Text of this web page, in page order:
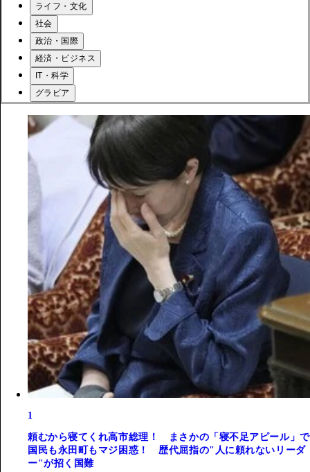
ライフ・文化
社会
政治・国際
経済・ビジネス
IT・科学
グラビア
1
頼むから寝てくれ高市総理！ まさかの「寝不足アピール」で
国民も永田町もマジ困惑！ 歴代屈指の"人に頼れないリーダ
ー"が招く国難